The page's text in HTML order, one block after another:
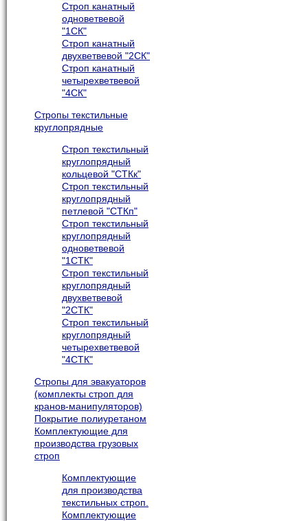
Строп канатный
одноветвевой
"1СК"
Строп канатный
двухветвевой "2СК"
Строп канатный
четырехветвевой
"4СК"
Стропы текстильные
круглопрядные
Строп текстильный
круглопрядный
кольцевой "СТКк"
Строп текстильный
круглопрядный
петлевой "СТКп"
Строп текстильный
круглопрядный
одноветвевой
"1СТК"
Строп текстильный
круглопрядный
двухветвевой
"2СТК"
Строп текстильный
круглопрядный
четырехветвевой
"4СТК"
Cтропы для эвакуаторов
(комплекты строп для
кранов-манипуляторов)
Покрытие полиуретаном
Комплектующие для
производства грузовых
строп
Комплектующие
для производства
текстильных строп.
Комплектующие